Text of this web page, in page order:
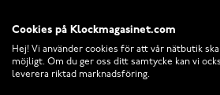
-47%
Cookies på Klockmagasinet.com
Hej! Vi använder cookies för att vår nätbutik
möjligt. Om du ger oss ditt samtycke kan vi
leverera riktad marknadsföring.